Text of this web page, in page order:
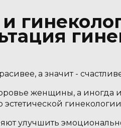
а значит -
женщины, а иногда
улучшить